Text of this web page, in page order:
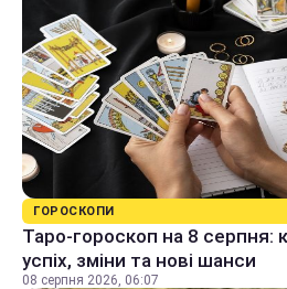
ГОРОСКОПИ
Таро-гороскоп на 8 серпня:
успіх, зміни та нові шанси
08 серпня 2026, 06:07